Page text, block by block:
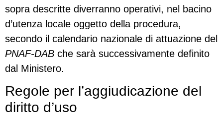
sopra descritte diverranno operativi, nel bacino
d’utenza locale oggetto della procedura,
secondo il calendario nazionale di attuazione del
PNAF-DAB che sarà successivamente definito
dal Ministero.
Regole per l’aggiudicazione del
diritto d’uso